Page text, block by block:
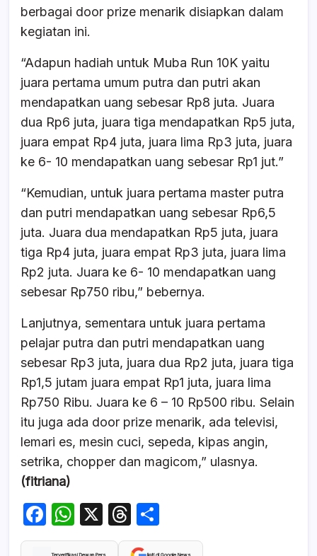
berbagai door prize menarik disiapkan dalam
kegiatan ini.
“Adapun hadiah untuk Muba Run 10K yaitu
juara pertama umum putra dan putri akan
mendapatkan uang sebesar Rp8 juta. Juara
dua Rp6 juta, juara tiga mendapatkan Rp5 juta,
juara empat Rp4 juta, juara lima Rp3 juta, juara
ke 6- 10 mendapatkan uang sebesar Rp1 jut.”
“Kemudian, untuk juara pertama master putra
dan putri mendapatkan uang sebesar Rp6,5
juta. Juara dua mendapatkan Rp5 juta, juara
tiga Rp4 juta, juara empat Rp3 juta, juara lima
Rp2 juta. Juara ke 6- 10 mendapatkan uang
sebesar Rp750 ribu,” bebernya.
Lanjutnya, sementara untuk juara pertama
pelajar putra dan putri mendapatkan uang
sebesar Rp3 juta, juara dua Rp2 juta, juara tiga
Rp1,5 jutam juara empat Rp1 juta, juara lima
Rp750 Ribu. Juara ke 6 – 10 Rp500 ribu. Selain
itu juga ada door prize menarik, ada televisi,
lemari es, mesin cuci, sepeda, kipas angin,
setrika, chopper dan magicom,” ulasnya.
(fitriana)
F
a
W
h
X
T
hr h